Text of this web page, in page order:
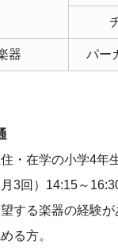
器 パー
・在学の小学4年
3回）14:15～
する楽器の経験
る方。